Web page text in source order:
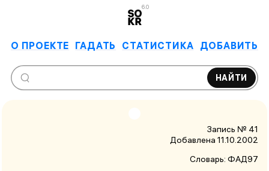
6.0
О ПРОЕКТЕ ГАДАТЬ СТАТИСТИКА ДОБАВИТЬ
НАЙТИ
Запись № 41
Добавлена 11.10.2002
Словарь: ФАД97